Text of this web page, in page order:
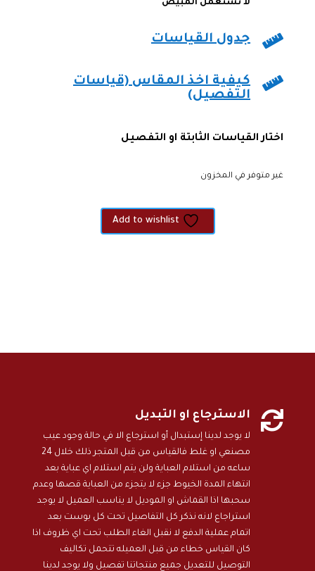
لا تستعمل المبيض
 جدول القياسات

كيفية اخذ المقاس (قياسات
التفصيل)
اختار القياسات الثابتة او التفصيل
غير متوفر في المخزون
Add to wishlist
 الاسترجاع او التبديل
لا يوجد لدينا إستبدال أو استرجاع الا في حالة وجود عيب
مصنعي او غلط فالقياس من قبل المتجر ذلك خلال 24
ساعه من استلام العباية ولن يتم استلام اي عباية بعد
انتهاء المدة الخيوط جزء لا يتجزء من العباية قصها وعدم
سحبها اذا القماش او الموديل لا يناسب العميل لا يوجد
استراجاع لانه نذكر كل التفاصيل تحت كل بوست بعد
اتمام عملية الدفع لا نقبل الغاء الطلب تحت اي ظروف اذا
كان القياس خطاء من قبل العميله تتحمل تكاليف
التوصيل للتعديل جميع منتجاتنا تفصيل ولا يوجد لدينا